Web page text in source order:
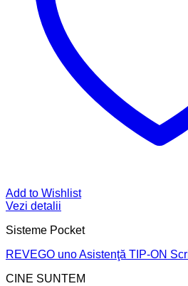
Add to Wishlist
Vezi detalii
Sisteme Pocket
REVEGO uno Asistenţă TIP-ON
CINE SUNTEM